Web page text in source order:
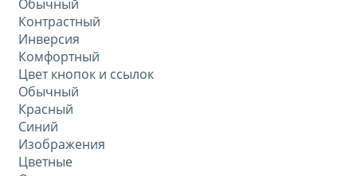
Обычный
Контрастный
Инверсия
Комфортный
Цвет кнопок и ссылок
Обычный
Красный
Синий
Изображения
Цветные